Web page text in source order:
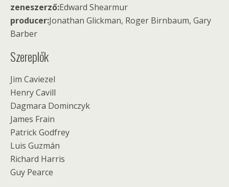
zeneszerző:Edward Shearmur
producer:Jonathan Glickman, Roger Birnbaum, Gary
Barber
Szereplők
Jim Caviezel
Henry Cavill
Dagmara Dominczyk
James Frain
Patrick Godfrey
Luis Guzmán
Richard Harris
Guy Pearce